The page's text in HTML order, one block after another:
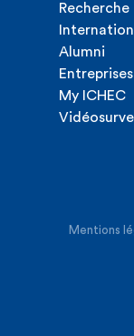
Recherche
Alumni
Entreprises
My ICHEC
Mentions